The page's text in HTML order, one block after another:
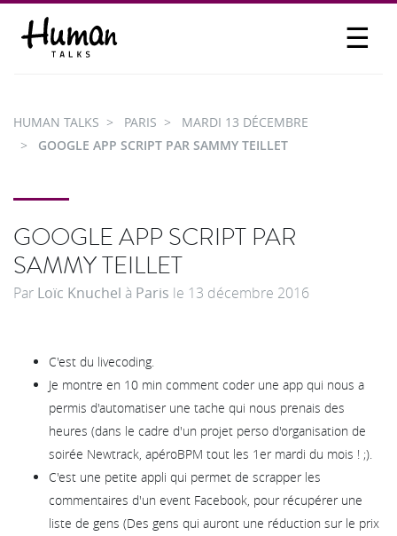
☰
PARTICIPER
HUMAN TALKS PARIS
MARDI 13 DÉCEMBRE
GOOGLE APP SCRIPT PAR SAMMY TEILLET
GOOGLE APP SCRIPT PAR
SAMMY TEILLET
Par Loïc Knuchel à Paris le 13 décembre 2016
C'est du livecoding.
Je montre en 10 min comment coder une app qui nous a
permis d'automatiser une tache qui nous prenais des
heures (dans le cadre d'un projet perso d'organisation de
soirée Newtrack, apéroBPM tout les 1er mardi du mois ! ;).
C'est une petite appli qui permet de scrapper les
commentaires d'un event Facebook, pour récupérer une
liste de gens (Des gens qui auront une réduction sur le prix